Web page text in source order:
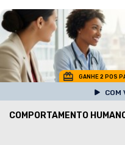
GANHE 2 POS
COM
COMPORTAMENTO